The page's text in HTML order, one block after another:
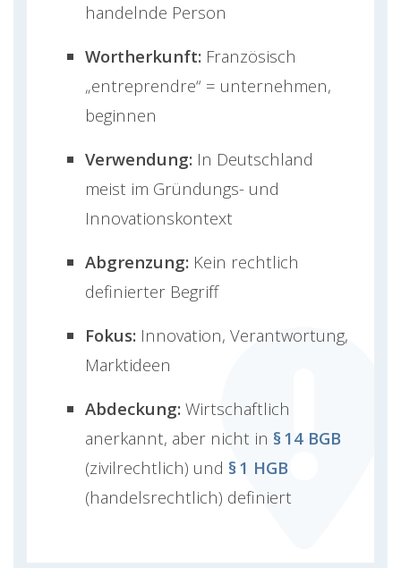
handelnde Person
Wortherkunft: Französisch
„entreprendre“ = unternehmen,
beginnen
Verwendung: In Deutschland
meist im Gründungs- und
Innovationskontext
Abgrenzung: Kein rechtlich
definierter Begriff
Fokus: Innovation, Verantwortung,
Marktideen
Abdeckung: Wirtschaftlich
anerkannt, aber nicht in § 14 BGB
(zivilrechtlich) und § 1 HGB
(handelsrechtlich) definiert